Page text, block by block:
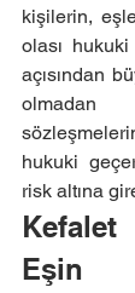
kişilerin,
olası
açısından
hukuki
risk altına
Eşin